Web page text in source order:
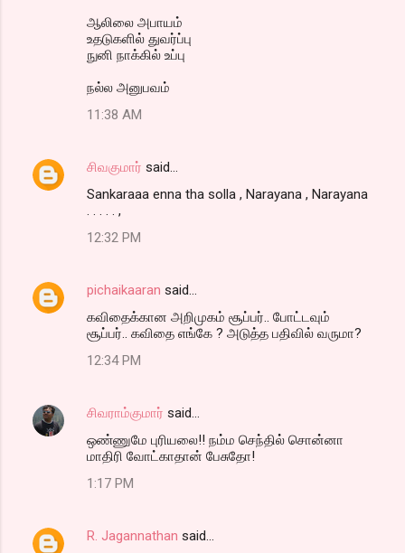
ஆலிலை அபாயம்
உதடுகளில் துவர்ப்பு
நுனி நாக்கில் உப்பு
நல்ல அனுபவம்
11:38 AM
சிவகுமார் said…
Sankaraaa enna tha solla , Narayana , Narayana
. . . . . ,
12:32 PM
pichaikaaran said…
கவிதைக்கான அறிமுகம் சூப்பர்.. போட்டவும்
சூப்பர்.. கவிதை எங்கே ? அடுத்த பதிவில் வருமா?
12:34 PM
சிவராம்குமார் said…
ஒண்ணுமே புரியலை!! நம்ம செந்தில் சொன்னா
மாதிரி வோட்காதான் பேசுதோ!
1:17 PM
R. Jagannathan said…